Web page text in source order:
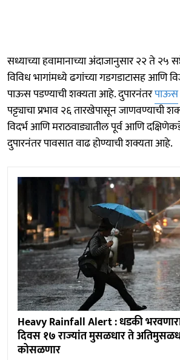
सध्याच्या हवामानाच्या अंदाजानुसार २२ ते २५
विविध भागांमध्ये ढगांच्या गडगडाटासह आणि
पाऊस पडण्याची शक्यता आहे. दुपारनंतरपाऊस
पट्ट्याचा प्रभाव २६ तारखेपासून जाणवण्याची
विदर्भ आणि मराठवाड्यातील पूर्व आणि
दुपारनंतर पावसात वाढ होण्याची शक्यता आहे.
Heavy Rainfall Alert : धडकी
दिवस १७ राज्यांत मुसळधार ते
कोसळणार